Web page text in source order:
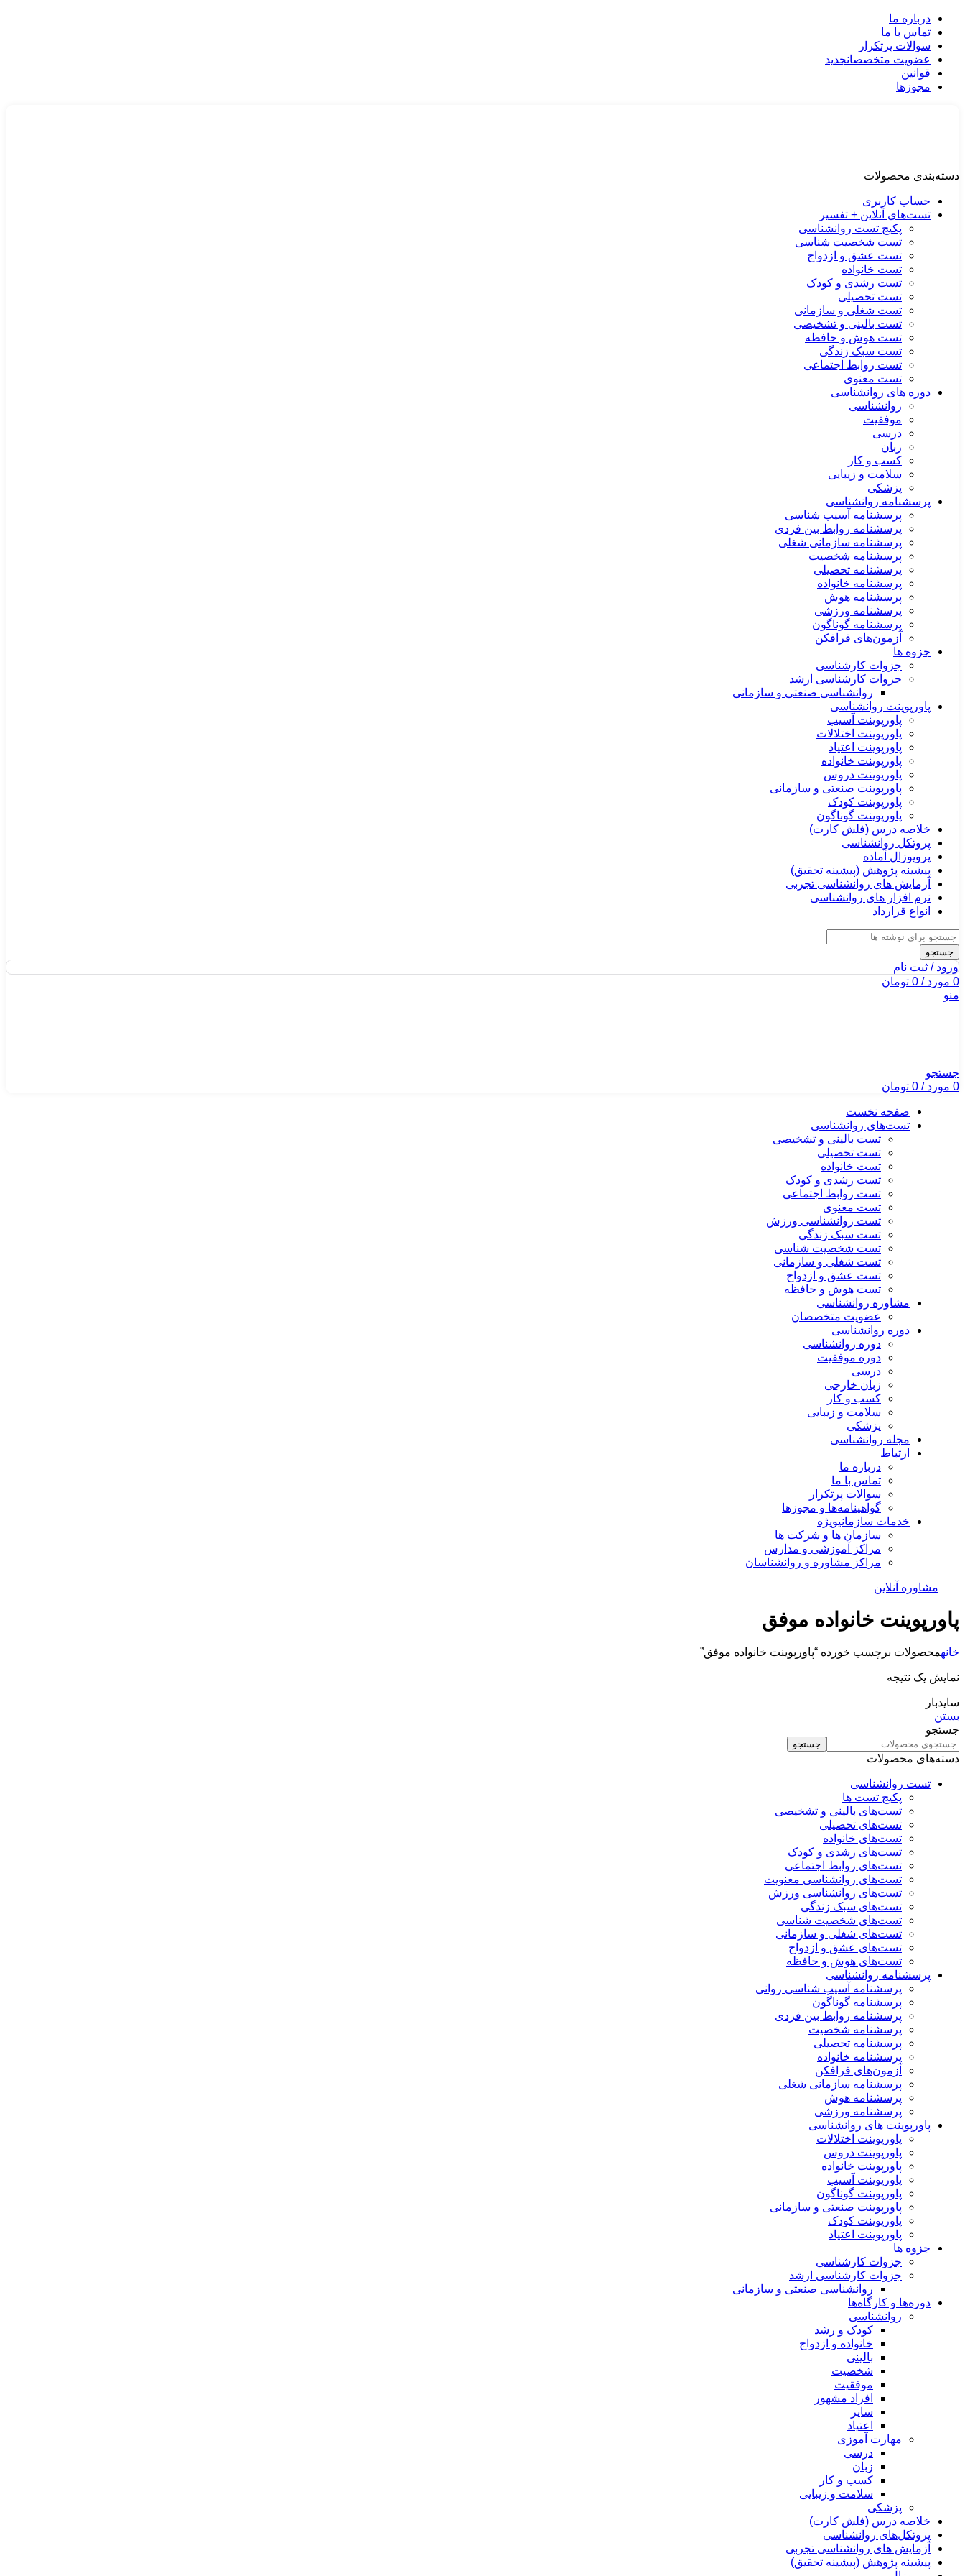
درباره ما
تماس با ما
سوالات پرتکرار
عضویت متخصصانجدید
قوانین
مجوزها
دسته‌بندی محصولات
حساب کاربری
تست‌های آنلاین + تفسیر
پکیج تست روانشناسی
تست شخصیت شناسی
تست عشق و ازدواج
تست خانواده
تست رشدی و کودک
تست تحصیلی
تست شغلی و سازمانی
تست بالینی و تشخیصی
تست هوش و حافظه
تست سبک زندگی
تست روابط اجتماعی
تست معنوی
دوره های روانشناسی
روانشناسی
موفقیت
درسی
زبان
کسب و کار
سلامت و زیبایی
پزشکی
پرسشنامه روانشناسی
پرسشنامه آسیب شناسی
پرسشنامه روابط بین فردی
پرسشنامه سازمانی شغلی
پرسشنامه شخصیت
پرسشنامه تحصیلی
پرسشنامه خانواده
پرسشنامه هوش
پرسشنامه ورزشی
پرسشنامه گوناگون
آزمون‌های فرافکن
جزوه ها
جزوات کارشناسی
جزوات کارشناسی ارشد
روانشناسی صنعتی و سازمانی
پاورپوینت روانشناسی
پاورپوینت آسیب
پاورپوینت اختلالات
پاورپوینت اعتیاد
پاورپوینت خانواده
پاورپوینت دروس
پاورپوینت صنعتی و سازمانی
پاورپوینت کودک
پاورپوینت گوناگون
خلاصه درس (فلش کارت)
پروتکل روانشناسی
پروپوزال آماده
پیشینه پژوهش (پیشینه تحقیق)
آزمایش های روانشناسی تجربی
نرم افزار های روانشناسی
انواع قرارداد
جستجو
ورود / ثبت نام
0 مورد/
0 تومان
منو
جستجو
0 مورد/
0 تومان
صفحه نخست
تست‌های روانشناسی
تست بالینی و تشخیصی
تست تحصیلی
تست خانواده
تست رشدی و کودک
تست روابط اجتماعی
تست معنوی
تست روانشناسی ورزش
تست سبک زندگی
تست شخصیت شناسی
تست شغلی و سازمانی
تست عشق و ازدواج
تست هوش و حافظه
مشاوره روانشناسی
عضویت متخصصان
دوره روانشناسی
دوره روانشناسی
دوره موفقیت
درسی
زبان خارجی
کسب و کار
سلامت و زیبایی
پزشکی
مجله روانشناسی
ارتباط
درباره ما
تماس با ما
سوالات پرتکرار
گواهینامه‌ها و مجوزها
خدمات سازمانیویژه
سازمان ها و شرکت ها
مراکز آموزشی و مدارس
مراکز مشاوره و روانشناسان
مشاوره آنلاین
پاورپوینت خانواده موفق
خانهمحصولات برچسب خورده “پاورپوینت خانواده موفق”
نمایش یک نتیجه
سایدبار
بستن
جستجو
جستجو
دسته‌های محصولات
تست روانشناسی
پکیج تست ها
تست‌های بالینی و تشخیصی
تست‌های تحصیلی
تست‌های خانواده
تست‌های رشدی و کودک
تست‌های روابط اجتماعی
تست‌های روانشناسی معنویت
تست‌های روانشناسی ورزش
تست‌های سبک زندگی
تست‌های شخصیت شناسی
تست‌های شغلی و سازمانی
تست‌های عشق و ازدواج
تست‌های هوش و حافظه
پرسشنامه روانشناسی
پرسشنامه آسیب شناسی روانی
پرسشنامه گوناگون
پرسشنامه روابط بین فردی
پرسشنامه شخصیت
پرسشنامه تحصیلی
پرسشنامه خانواده
آزمون‌های فرافکن
پرسشنامه سازمانی شغلی
پرسشنامه هوش
پرسشنامه ورزشی
پاورپوینت های روانشناسی
پاورپوینت اختلالات
پاورپوینت دروس
پاورپوینت خانواده
پاورپوینت آسیب
پاورپوینت گوناگون
پاورپوینت صنعتی و سازمانی
پاورپوینت کودک
پاورپوینت اعتیاد
جزوه ها
جزوات کارشناسی
جزوات کارشناسی ارشد
روانشناسی صنعتی و سازمانی
دوره‌ها و کارگاه‌ها
روانشناسی
کودک و رشد
خانواده و ازدواج
بالینی
شخصیت
موفقیت
افراد مشهور
سایر
اعتیاد
مهارت آموزی
درسی
زبان
کسب و کار
سلامت و زیبایی
پزشکی
خلاصه درس (فلش کارت)
پروتکل‌های روانشناسی
آزمایش های روانشناسی تجربی
پیشینه پژوهش (پیشینه تحقیق)